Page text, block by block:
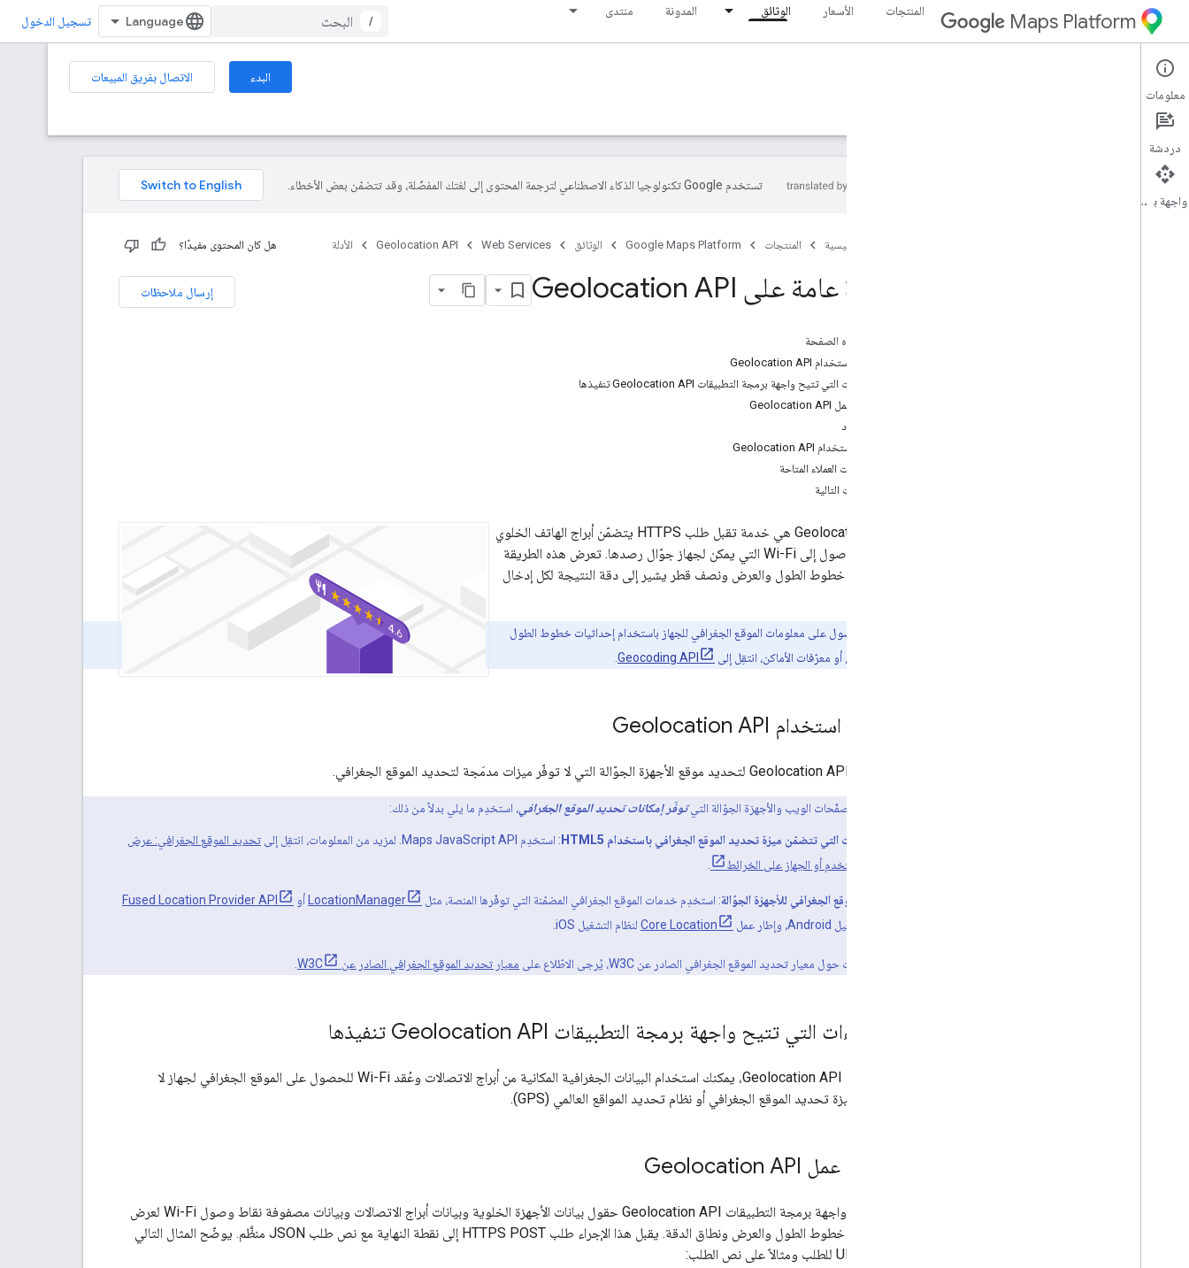
Maps Platform المنتجات الأسعار الوثائق المدونة منتدى
/ تسجيل الدخول
Web Services البدء
الاتصال بفريق المبيعات
الأدلة
تستخدم Google تكنولوجيا الذكاء الاصطناعي لترجمة المحتوى إلى لغتك المفضّلة، وقد تتضمّن بعض الأخطاء.
الصفحة الرئيسية المنتجات Google Maps Platform الوثائق Web Services
Geolocation API الأدلة هل كان المحتوى مفيدًا؟
إرسال ملاحظات نظرة عامة على Geolocation API
على هذه الصفحة
أسباب استخدام Geolocation API
الإجراءات التي تتيح واجهة برمجة التطبيقات Geolocation API تنفيذها
طريقة عمل Geolocation API
الموارد
كيفية استخدام Geolocation API
مكتبات العملاء المتاحة
الخطوات التالية
‫Geolocation API هي خدمة تقبل طلب HTTPS يتضمّن أبراج الهاتف الخلوي
ونقاط الوصول إلى Wi-Fi التي يمكن لجهاز جوّال رصدها. تعرض هذه الطريقة
إحداثيات خطوط الطول والعرض ونصف قطر يشير إلى دقة النتيجة لكل إدخال
: للحصول على معلومات الموقع الجغرافي للجهاز باستخدام إحداثيات خطوط الطول
والعرض أو العناوين أو معرّفات الأماكن، انتقِل إلى
Geocoding API
أسباب استخدام Geolocation API
بالنسبة إلى متصفّحات الويب والأجهزة الجوّالة التيتوفّر إمكانات تحديد الموقع الجغرافي، استخدِم ما يلي بدلاً من ذلك:
المتصفّحات التي تتضمّن ميزة تحديد الموقع الجغرافي باستخدام HTML5 : استخدِم Maps JavaScript API. لمزيد من المعلومات، انتقِل إلى
تحديد الموقع الجغرافي: عرض
موقع المستخدم أو الجهاز على الخرائط
تحديد الموقع الجغرافي للأجهزة الجوّالة: استخدِم خدمات الموقع الجغرافي المضمّنة التي توفّرها المنصة، مثل LocationManager أو
Fused Location Provider API
لنظام التشغيل Android، وإطار عمل
Core Location لنظام التشغيل iOS.
لمزيد من المعلومات حول معيار تحديد الموقع الجغرافي الصادر عن W3C، يُرجى الاطّلاع على معيار تحديد الموقع الجغرافي الصادر عن W3C
الإجراءات التي تتيح واجهة برمجة التطبيقات Geolocation API تنفيذها
باستخدام Geolocation API، يمكنك استخدام البيانات الجغرافية المكانية من أبراج الاتصالات وعُقد Wi-Fi للحصول على الموقع الجغرافي لجهاز لا
يتضمّن ميزة تحديد الموقع الجغرافي أو نظام تحديد المواقع العالمي (GPS).
طريقة عمل Geolocation API
تستخدم واجهة برمجة التطبيقات Geolocation API حقول بيانات الأجهزة الخلوية وبيانات أبراج الاتصالات وبيانات مصفوفة نقاط وصول Wi-Fi لعرض
إحداثيات خطوط الطول والعرض ونطاق الدقة. يقبل هذا الإجراء طلب HTTPS POST إلى نقطة النهاية مع نص طلب JSON منظَّم. يوضّح المثال التالي
معلومات
دردشة
واجهة برمجة التطبيقات